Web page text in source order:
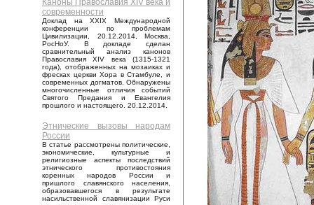
Каноны Православия XIV века и
современности
Доклад на XXIX Международной
конференции по проблемам
Цивилизации, 20.12.2014, Москва,
РосНоУ. В докладе сделан
сравнительный анализ канонов
Православия XIV века (1315-1321
года), отображенных на мозаиках и
фресках церкви Хора в Стамбуле, и
современных догматов. Обнаружены
многочисленные отличия событий
Святого Предания и Евангелия
прошлого и настоящего. 20.12.2014.
Этнические вызовы народам
России
В статье рассмотрены политические,
экономические, культурные и
религиозные аспекты последствий
этнического противостояния
коренных народов России и
пришлого славянского населения,
образовавшегося в результате
насильственной славянизации Руси